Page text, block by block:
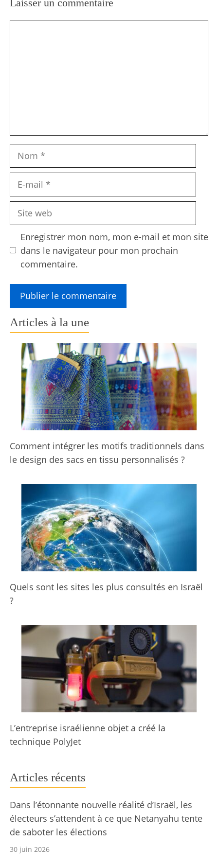
Laisser un commentaire
Nom
Site
Enregistrer mon nom, mon e-mail et mon site
dans le navigateur pour mon prochain
commentaire.
Articles à la une
Comment intégrer les motifs traditionnels dans
le design des sacs en tissu personnalisés ?
Quels sont les sites les plus consultés en Israël
?
L’entreprise israélienne objet a créé la
technique PolyJet
Articles récents
Dans l’étonnante nouvelle réalité d’Israël, les
électeurs s’attendent à ce que Netanyahu tente
de saboter les élections
30 juin 2026